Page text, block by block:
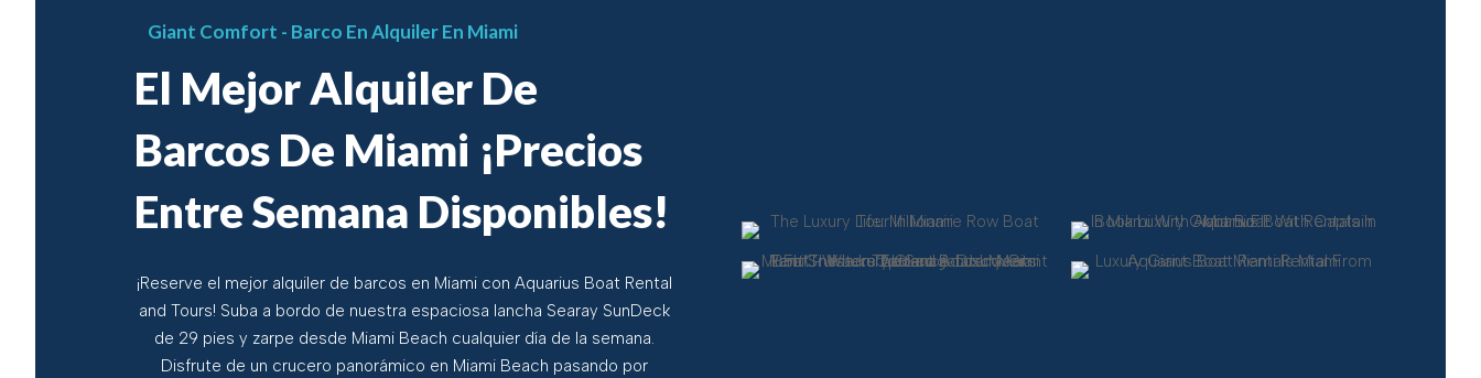
Giant Comfort - Barco En Alquiler En Miami
El Mejor Alquiler De
Barcos De Miami ¡Precios
Entre Semana Disponibles!
¡Reserve el mejor alquiler de barcos en Miami con Aquarius Boat Rental
and Tours! Suba a bordo de nuestra espaciosa lancha Searay SunDeck
de 29 pies y zarpe desde Miami Beach cualquier día de la semana.
Disfrute de un crucero panorámico en Miami Beach pasando por